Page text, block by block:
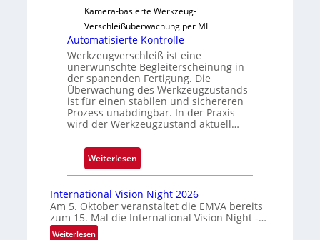
l
ä
s
s
g
e
D
r
k
a
r
Kamera-basierte Werkzeug-
Verschleißüberwachung per ML
Automatisierte Kontrolle
Werkzeugverschleiß ist eine
unerwünschte Begleiterscheinung in
der spanenden Fertigung. Die
Überwachung des Werkzeugzustands
ist für einen stabilen und sichereren
Prozess unabdingbar. In der Praxis
wird der Werkzeugzustand aktuell…
Weiterlesen
A
t
o
International Vision Night 2026
Am 5. Oktober veranstaltet die EMVA bereits
zum 15. Mal die International Vision Night -…
Weiterlesen: